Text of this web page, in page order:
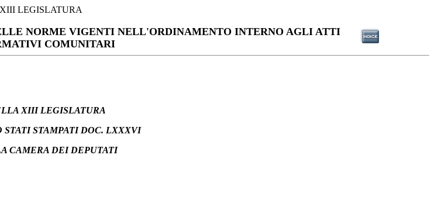
XIII LEGISLATURA
NORME VIGENTI NELL'ORDINAMENTO INTERNO AGLI ATTI
COMUNITARI
XIII LEGISLATURA
STATI STAMPATI DOC. LXXXVI
CAMERA DEI DEPUTATI